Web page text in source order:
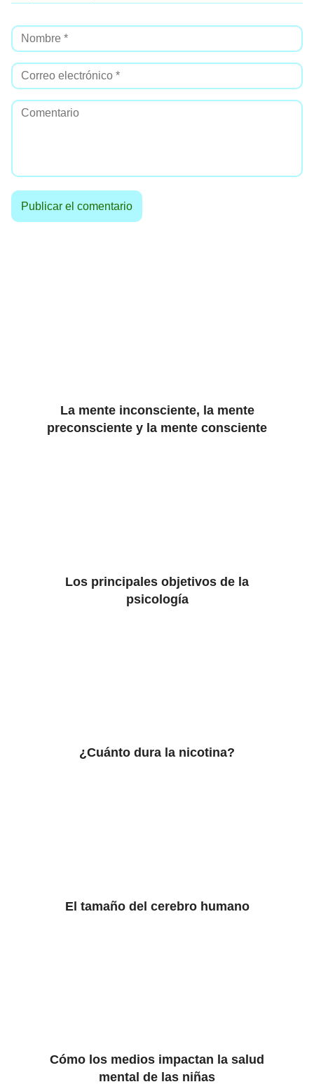
La mente inconsciente, la mente
preconsciente y la mente consciente
Los principales objetivos de la
psicología
¿Cuánto dura la nicotina?
El tamaño del cerebro humano
Cómo los medios impactan la salud
mental de las niñas